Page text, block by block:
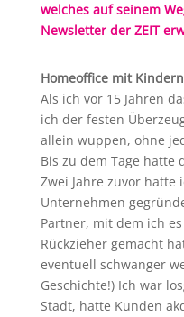
welches auf seinem
Newsletter der ZEIT
Homeoffice mit
Als ich vor 15 Jahren
ich der festen
allein wuppen, ohne
Bis zu dem Tage
Zwei Jahre zuvor hatte
Unternehmen
Partner, mit dem ich
Rückzieher gemacht
eventuell schwanger
Geschichte!) Ich war
Stadt, hatte Kunden